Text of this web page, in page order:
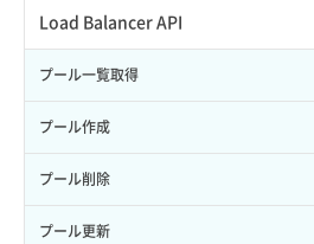
サブユーザーにロールを紐づけ
サブユーザー一覧取得
サブユーザー作成
サブユーザー削除
イメージ一覧取得
イメージ保存使用量取得
イメージ保存容量取得
イメージ保存容量変更
イメージ削除
SSHキーペア一覧取得
SSHキーペア作成
SSHキーペア削除
SSHキーペア詳細取得
アタッチ済みポート一覧取得
QoSポリシー一覧取得
QoSポリシー詳細取得
サブネット一覧取得
サブネット作成（ローカルネットワーク用）
サブネット削除（ローカルネットワーク用）
Load Balancer API
プール一覧取得
プール作成
プール削除
プール更新